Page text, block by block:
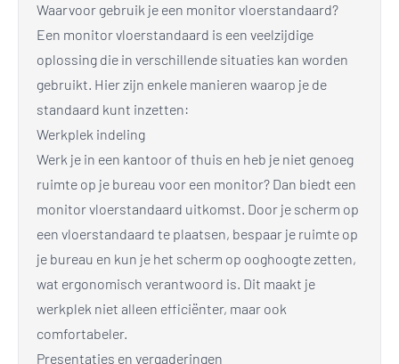
Waarvoor gebruik je een monitor vloerstandaard?
Een monitor vloerstandaard is een veelzijdige
oplossing die in verschillende situaties kan worden
gebruikt. Hier zijn enkele manieren waarop je de
standaard kunt inzetten:
Werkplek indeling
Werk je in een kantoor of thuis en heb je niet genoeg
ruimte op je bureau voor een monitor? Dan biedt een
monitor vloerstandaard uitkomst. Door je scherm op
een vloerstandaard te plaatsen, bespaar je ruimte op
je bureau en kun je het scherm op ooghoogte zetten,
wat ergonomisch verantwoord is. Dit maakt je
werkplek niet alleen efficiënter, maar ook
comfortabeler.
Presentaties en vergaderingen